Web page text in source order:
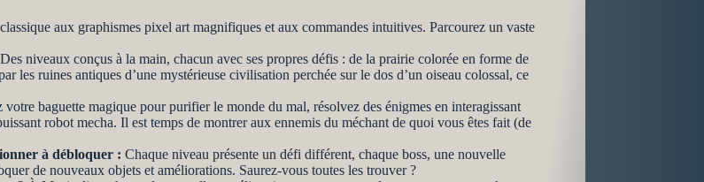
aux graphismes pixel art magnifiques et aux commandes intuitives. Parcourez un vaste
Des niveaux conçus à la main, chacun avec ses propres défis : de la prairie colorée en forme de
les ruines antiques d’une mystérieuse civilisation perchée sur le dos d’un oiseau colossal, ce
votre baguette magique pour purifier le monde du mal, résolvez des énigmes en interagissant
robot mecha. Il est temps de montrer aux ennemis du méchant de quoi vous êtes fait (de
à débloquer : Chaque niveau présente un défi différent, chaque boss, une nouvelle
de nouveaux objets et améliorations. Saurez-vous toutes les trouver ?